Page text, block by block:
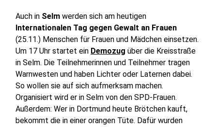
Auch in Selm werden sich am heutigen
Internationalen Tag gegen Gewalt an Frauen
(25.11.) Menschen für Frauen und Mädchen einsetzen.
Um 17 Uhr startet ein Demozug über die Kreisstraße
in Selm. Die Teilnehmerinnen und Teilnehmer tragen
Warnwesten und haben Lichter oder Laternen dabei.
So wollen sie auf sich aufmerksam machen.
Organisiert wird er in Selm von den SPD-Frauen.
Außerdem: Wer in Dortmund heute Brötchen kauft,
bekommt die in einer orangen Tüte. Dafür wurden